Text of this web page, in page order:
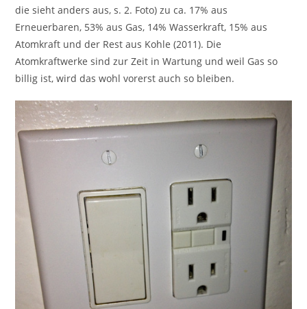
die sieht anders aus, s. 2. Foto) zu ca. 17% aus
Erneuerbaren, 53% aus Gas, 14% Wasserkraft, 15% aus
Atomkraft und der Rest aus Kohle (2011). Die
Atomkraftwerke sind zur Zeit in Wartung und weil Gas so
billig ist, wird das wohl vorerst auch so bleiben.